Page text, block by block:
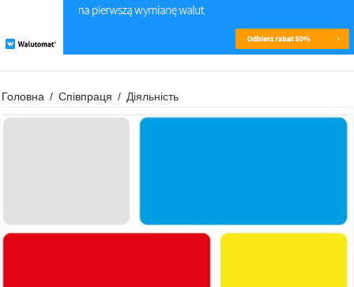
Головна / Співпраця / Діяльність